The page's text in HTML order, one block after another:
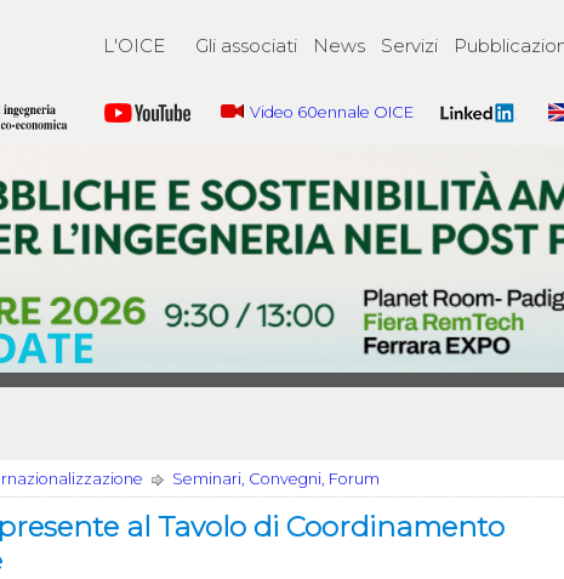
L'OICE Gli associati News Servizi
Video 60ennale OICE
Seminari, Convegni, Forum
presente al Tavolo di Coordinamento